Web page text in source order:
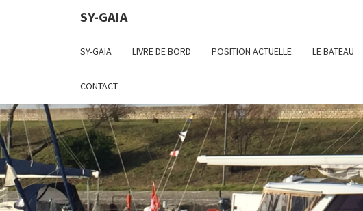
SY-GAIA
SY-GAIA LIVRE DE BORD POSITION ACTUELLE LE BATEAU
CONTACT